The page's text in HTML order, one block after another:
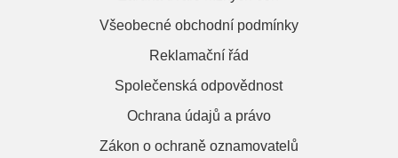
Všeobecné obchodní podmínky
Reklamační řád
Společenská odpovědnost
Ochrana údajů a právo
Zákon o ochraně oznamovatelů